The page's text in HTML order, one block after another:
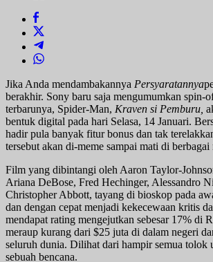
Jika Anda mendambakannya Persyaratannya
berakhir. Sony baru saja mengumumkan spin-
terbarunya, Spider-Man, Kraven si Pemburu,
bentuk digital pada hari Selasa, 14 Januari.
hadir pula banyak fitur bonus dan tak
tersebut akan di-meme sampai mati di berbagai
Film yang dibintangi oleh Aaron Taylor-
Ariana DeBose, Fred Hechinger, Alessandro
Christopher Abbott, tayang di bioskop pada
dan dengan cepat menjadi kekecewaan kritis
mendapat rating mengejutkan sebesar 17% di
meraup kurang dari $25 juta di dalam negeri
seluruh dunia. Dilihat dari hampir semua tolok
sebuah bencana.